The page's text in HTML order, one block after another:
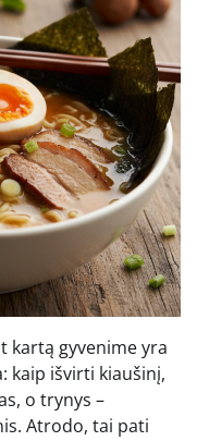
kartą gyvenime yra
kaip išvirti kiaušinį,
o trynys –
Atrodo, tai pati